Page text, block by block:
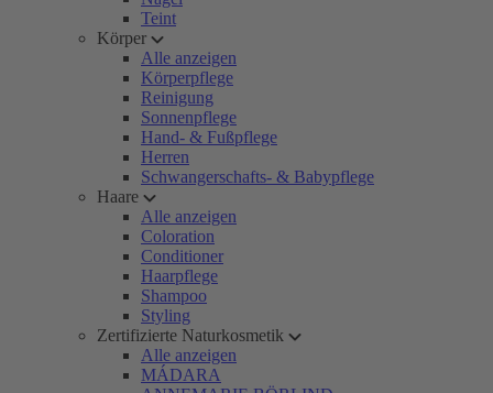
Teint
Körper
Alle anzeigen
Körperpflege
Reinigung
Sonnenpflege
Hand- & Fußpflege
Herren
Schwangerschafts- & Babypflege
Haare
Alle anzeigen
Coloration
Conditioner
Haarpflege
Shampoo
Styling
Zertifizierte Naturkosmetik
Alle anzeigen
MÁDARA